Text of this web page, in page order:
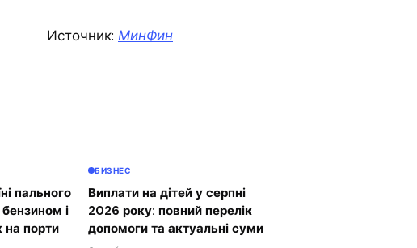
Источник: МинФин
пального
і
на порти
БИЗНЕС
Виплати на дітей у серпні
2026 року: повний перелік
допомоги та актуальні суми